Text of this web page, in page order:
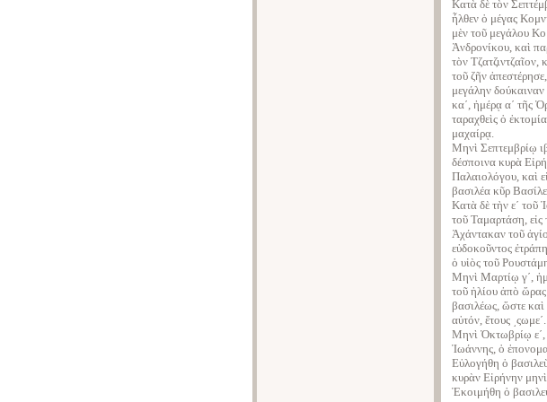
Κατὰ δὲ τὸν
ἦλθεν ὁ μέγας
μὲν τοῦ μεγάλου
Ἀνδρονίκου, καὶ
τὸν
τοῦ ζῆν
μεγάλην
καʹ, ἡμέρᾳ αʹ τῆς
ταραχθεὶς ὁ
μαχαίρᾳ.
Μηνὶ Σεπτεμβρίῳ
δέσποινα κυρὰ
Παλαιολόγου, καὶ
βασιλέα κῦρ
Κατὰ δὲ τὴν εʹ τοῦ
τοῦ Ταμαρτάση, εἰς
Ἀχάντακαν τοῦ
εὐδοκοῦντος
ὁ υἱὸς τοῦ
Μηνὶ Μαρτίῳ γʹ,
τοῦ ἡλίου ἀπὸ
βασιλέως, ὥστε καὶ
αὐτόν, ἔτους ͵ςωμεʹ.
Μηνὶ Ὀκτωβρίῳ εʹ,
Ἰωάννης, ὁ
Εὐλογήθη ὁ
κυρὰν Εἰρήνην
Ἐκοιμήθη ὁ